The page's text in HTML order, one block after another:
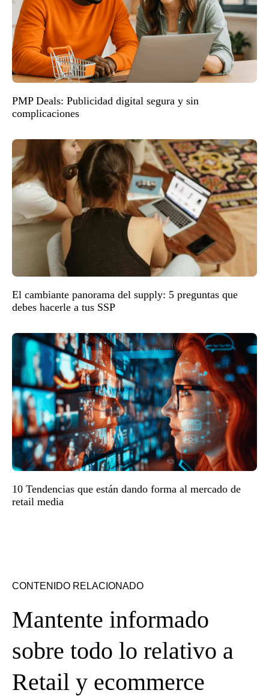
PMP Deals: Publicidad digital segura y sin
complicaciones
El cambiante panorama del supply: 5 preguntas que
debes hacerle a tus SSP
10 Tendencias que están dando forma al mercado de
retail media
CONTENIDO RELACIONADO
Mantente informado
sobre todo lo relativo a
Retail y ecommerce